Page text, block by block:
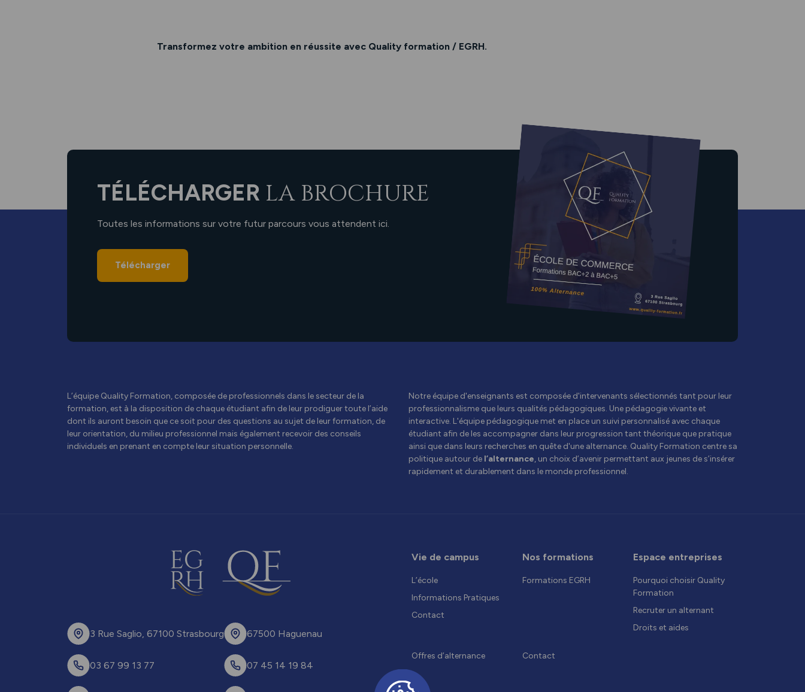
Transformez votre ambition en réussite avec Quality formation / EGRH.
TÉLÉCHARGER LA BROCHURE
Toutes les informations sur votre futur parcours vous attendent ici.
Télécharger
L’équipe Quality Formation, composée de professionnels dans le secteur de la
formation, est à la disposition de chaque étudiant afin de leur prodiguer toute l’aide
dont ils auront besoin que ce soit pour des questions au sujet de leur formation, de
leur orientation, du milieu professionnel mais également recevoir des conseils
individuels en prenant en compte leur situation personnelle.
Notre équipe d'enseignants est composée d'intervenants sélectionnés tant pour leur
professionnalisme que leurs qualités pédagogiques. Une pédagogie vivante et
interactive. L'équipe pédagogique met en place un suivi personnalisé avec chaque
étudiant afin de les accompagner dans leur progression tant théorique que pratique
ainsi que dans leurs recherches en quête d'une alternance. Quality Formation centre sa
politique autour de l’alternance, un choix d’avenir permettant aux jeunes de s’insérer
rapidement et durablement dans le monde professionnel.
3 Rue Saglio, 67100 Strasbourg
03 67 99 13 77
67500 Haguenau
07 45 14 19 84
Vie de campus
L’école
Informations Pratiques
Contact
Nos formations
Formations EGRH
Espace entreprises
Pourquoi choisir Quality
Formation
Recruter un alternant
Droits et aides
Offres d’alternance Contact